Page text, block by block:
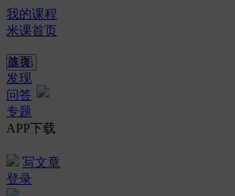
我的课程
米课首页
首页
发现
问答
专题
APP下载
写文章
登录